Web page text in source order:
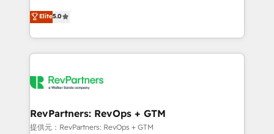
experienced and fully accredited HubSpot Solutions
Partner. 🚀 With 2,750+ HubSpot projects delivered
and 370+ specialists across EMEA, APAC and NAM,
we de-risk complex CRM programmes and
multi-region migrations to AI-powered automation,
scale. 🏆 HubSpot’s CEO called us “the partner of the
future.” Others agree it is proof of trust built through
Elite5.0
RevPartners: RevOps + GTM
提供元：RevPartners: RevOps + GTM